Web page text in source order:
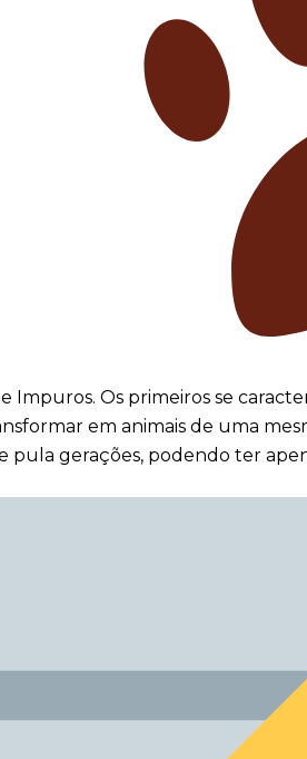
Impuros. Os primeiros se
em animais de uma
pula gerações, podendo ter